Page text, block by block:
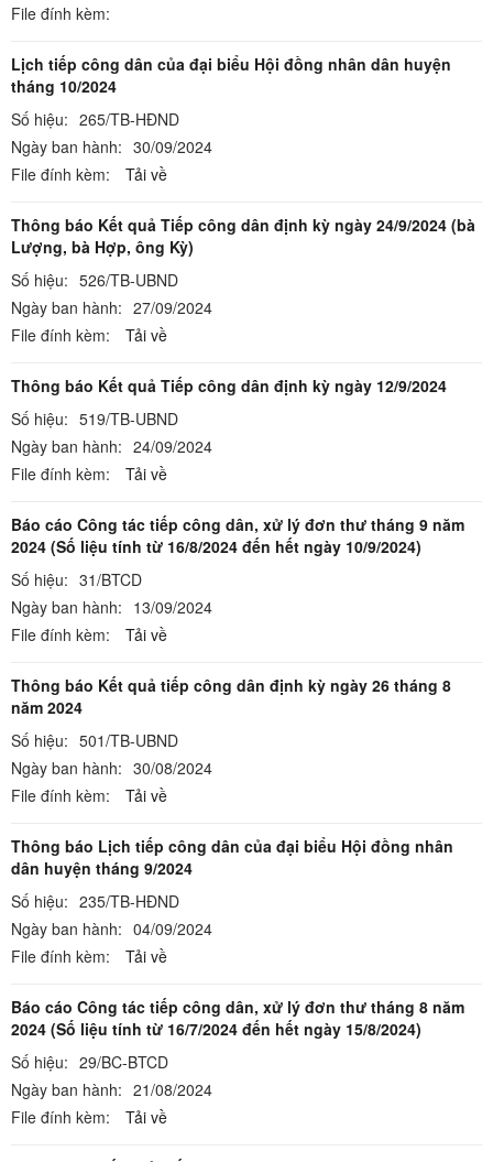
File đính kèm:
Lịch tiếp công dân của đại biểu Hội đồng nhân dân huyện
tháng 10/2024
Số hiệu: 265/TB-HĐND
Ngày ban hành: 30/09/2024
File đính kèm:
Tải về
Thông báo Kết quả Tiếp công dân định kỳ ngày 24/9/2024 (bà
Lượng, bà Hợp, ông Kỳ)
Số hiệu: 526/TB-UBND
Ngày ban hành: 27/09/2024
File đính kèm:
Tải về
Thông báo Kết quả Tiếp công dân định kỳ ngày 12/9/2024
Số hiệu: 519/TB-UBND
Ngày ban hành: 24/09/2024
File đính kèm:
Tải về
Báo cáo Công tác tiếp công dân, xử lý đơn thư tháng 9 năm
2024 (Số liệu tính từ 16/8/2024 đến hết ngày 10/9/2024)
Số hiệu: 31/BTCD
Ngày ban hành: 13/09/2024
File đính kèm:
Tải về
Thông báo Kết quả tiếp công dân định kỳ ngày 26 tháng 8
năm 2024
Số hiệu: 501/TB-UBND
Ngày ban hành: 30/08/2024
File đính kèm:
Tải về
Thông báo Lịch tiếp công dân của đại biểu Hội đồng nhân
dân huyện tháng 9/2024
Số hiệu: 235/TB-HĐND
Ngày ban hành: 04/09/2024
File đính kèm:
Tải về
Báo cáo Công tác tiếp công dân, xử lý đơn thư tháng 8 năm
2024 (Số liệu tính từ 16/7/2024 đến hết ngày 15/8/2024)
Số hiệu: 29/BC-BTCD
Ngày ban hành: 21/08/2024
File đính kèm:
Tải về